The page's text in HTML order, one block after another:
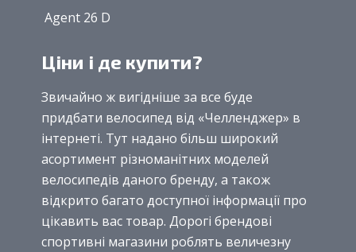
Agent 26 D
Ціни і де купити?
Звичайно ж вигідніше за все буде
придбати велосипед від «Челленджер» в
інтернеті. Тут надано більш широкий
асортимент різноманітних моделей
велосипедів даного бренду, а також
відкрито багато доступної інформації про
цікавить вас товар. Дорогі брендові
спортивні магазини роблять величезну